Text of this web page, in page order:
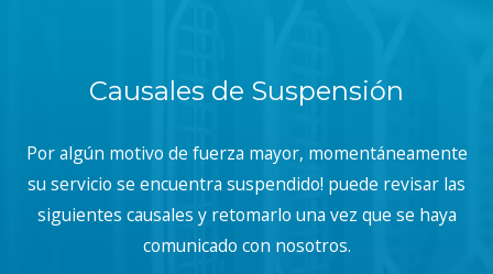
Causales de Suspensión
Por algún motivo de fuerza mayor, momentáneamente
su servicio se encuentra suspendido! puede revisar las
siguientes causales y retomarlo una vez que se haya
comunicado con nosotros.